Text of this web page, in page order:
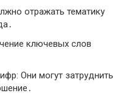
отражать тематику
ключевых слов
Они могут затруднить